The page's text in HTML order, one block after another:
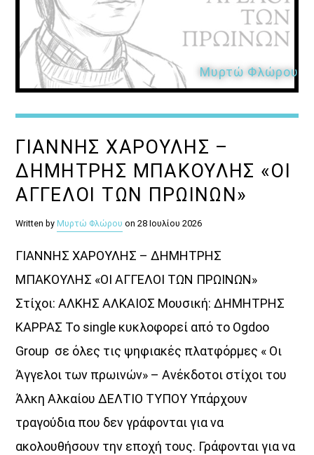
Μυρτώ Φλώρου
ΓΙΑΝΝΗΣ ΧΑΡΟΥΛΗΣ –
ΔΗΜΗΤΡΗΣ ΜΠΑΚΟΥΛΗΣ «ΟΙ
ΑΓΓΕΛΟΙ ΤΩΝ ΠΡΩΙΝΩΝ»
Written byΜυρτώ Φλώρου on 28 Ιουλίου 2026
ΓΙΑΝΝΗΣ ΧΑΡΟΥΛΗΣ – ΔΗΜΗΤΡΗΣ
ΜΠΑΚΟΥΛΗΣ «ΟΙ ΑΓΓΕΛΟΙ ΤΩΝ ΠΡΩΙΝΩΝ»
Στίχοι: ΑΛΚΗΣ ΑΛΚΑΙΟΣ Μουσική: ΔΗΜΗΤΡΗΣ
ΚΑΡΡΑΣ Το single κυκλοφορεί από το Ogdoo
Group σε όλες τις ψηφιακές πλατφόρμες « Οι
Άγγελοι των πρωινών» – Ανέκδοτοι στίχοι του
Άλκη Αλκαίου ΔΕΛΤΙΟ ΤΥΠΟΥ Υπάρχουν
τραγούδια που δεν γράφονται για να
ακολουθήσουν την εποχή τους. Γράφονται για να